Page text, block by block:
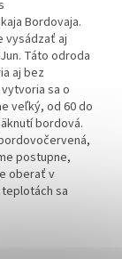
Bordovaja.
vysádzať aj
Táto odroda
aj bez
sa o
veľký, od 60 do
bordová.
postupne,
oberať v
sa